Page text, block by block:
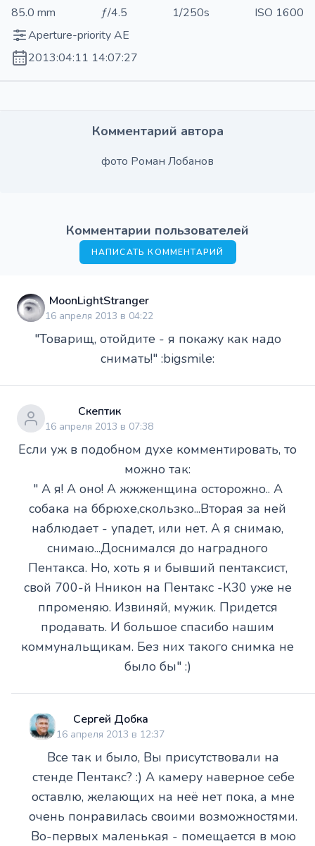
85.0 mm
ƒ/4.5 1/250s
ISO 1600
Aperture-priority AE
2013:04:11 14:07:27
Комментарий автора
фото Роман Лобанов
Комментарии пользователей
НАПИСАТЬ КОММЕНТАРИЙ
MoonLightStranger
16 апреля 2013 в 04:22
"Товарищ, отойдите - я покажу как надо
снимать!" :bigsmile:
Скептик
16 апреля 2013 в 07:38
Если уж в подобном духе комментировать, то
можно так:
" А я! А оно! А жжженщина осторожно.. А
собака на ббрюхе,скользко...Вторая за ней
наблюдает - упадет, или нет. А я снимаю,
снимаю...Доснимался до наградного
Пентакса. Но, хоть я и бывший пентаксист,
свой 700-й Нникон на Пентакс -К30 уже не
ппроменяю. Извиняй, мужик. Придется
продавать. И большое спасибо нашим
коммунальщикам. Без них такого снимка не
было бы" :)
Сергей Добка
16 апреля 2013 в 12:37
Все так и было, Вы присутствовали на
стенде Пентакс? :) А камеру наверное себе
оставлю, желающих на неё нет пока, а мне
очень понравилась своими возможностями.
Во-первых маленькая - помещается в мою